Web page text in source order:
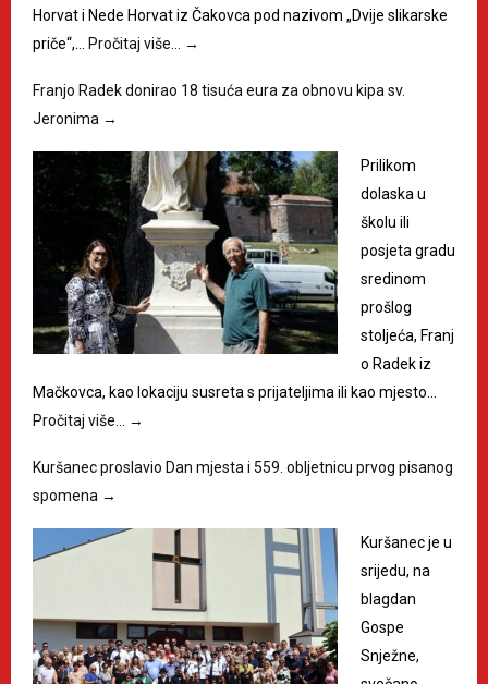
Horvat i Nede Horvat iz Čakovca pod nazivom „Dvije slikarske
priče“,… Pročitaj više… →
Franjo Radek donirao 18 tisuća eura za obnovu kipa sv.
Jeronima →
Prilikom
dolaska u
školu ili
posjeta gradu
sredinom
prošlog
stoljeća, Franj
o Radek iz
Mačkovca, kao lokaciju susreta s prijateljima ili kao mjesto…
Pročitaj više…
→
Kuršanec proslavio Dan mjesta i 559. obljetnicu prvog pisanog
spomena →
Kuršanec je u
srijedu, na
blagdan
Gospe
Snježne,